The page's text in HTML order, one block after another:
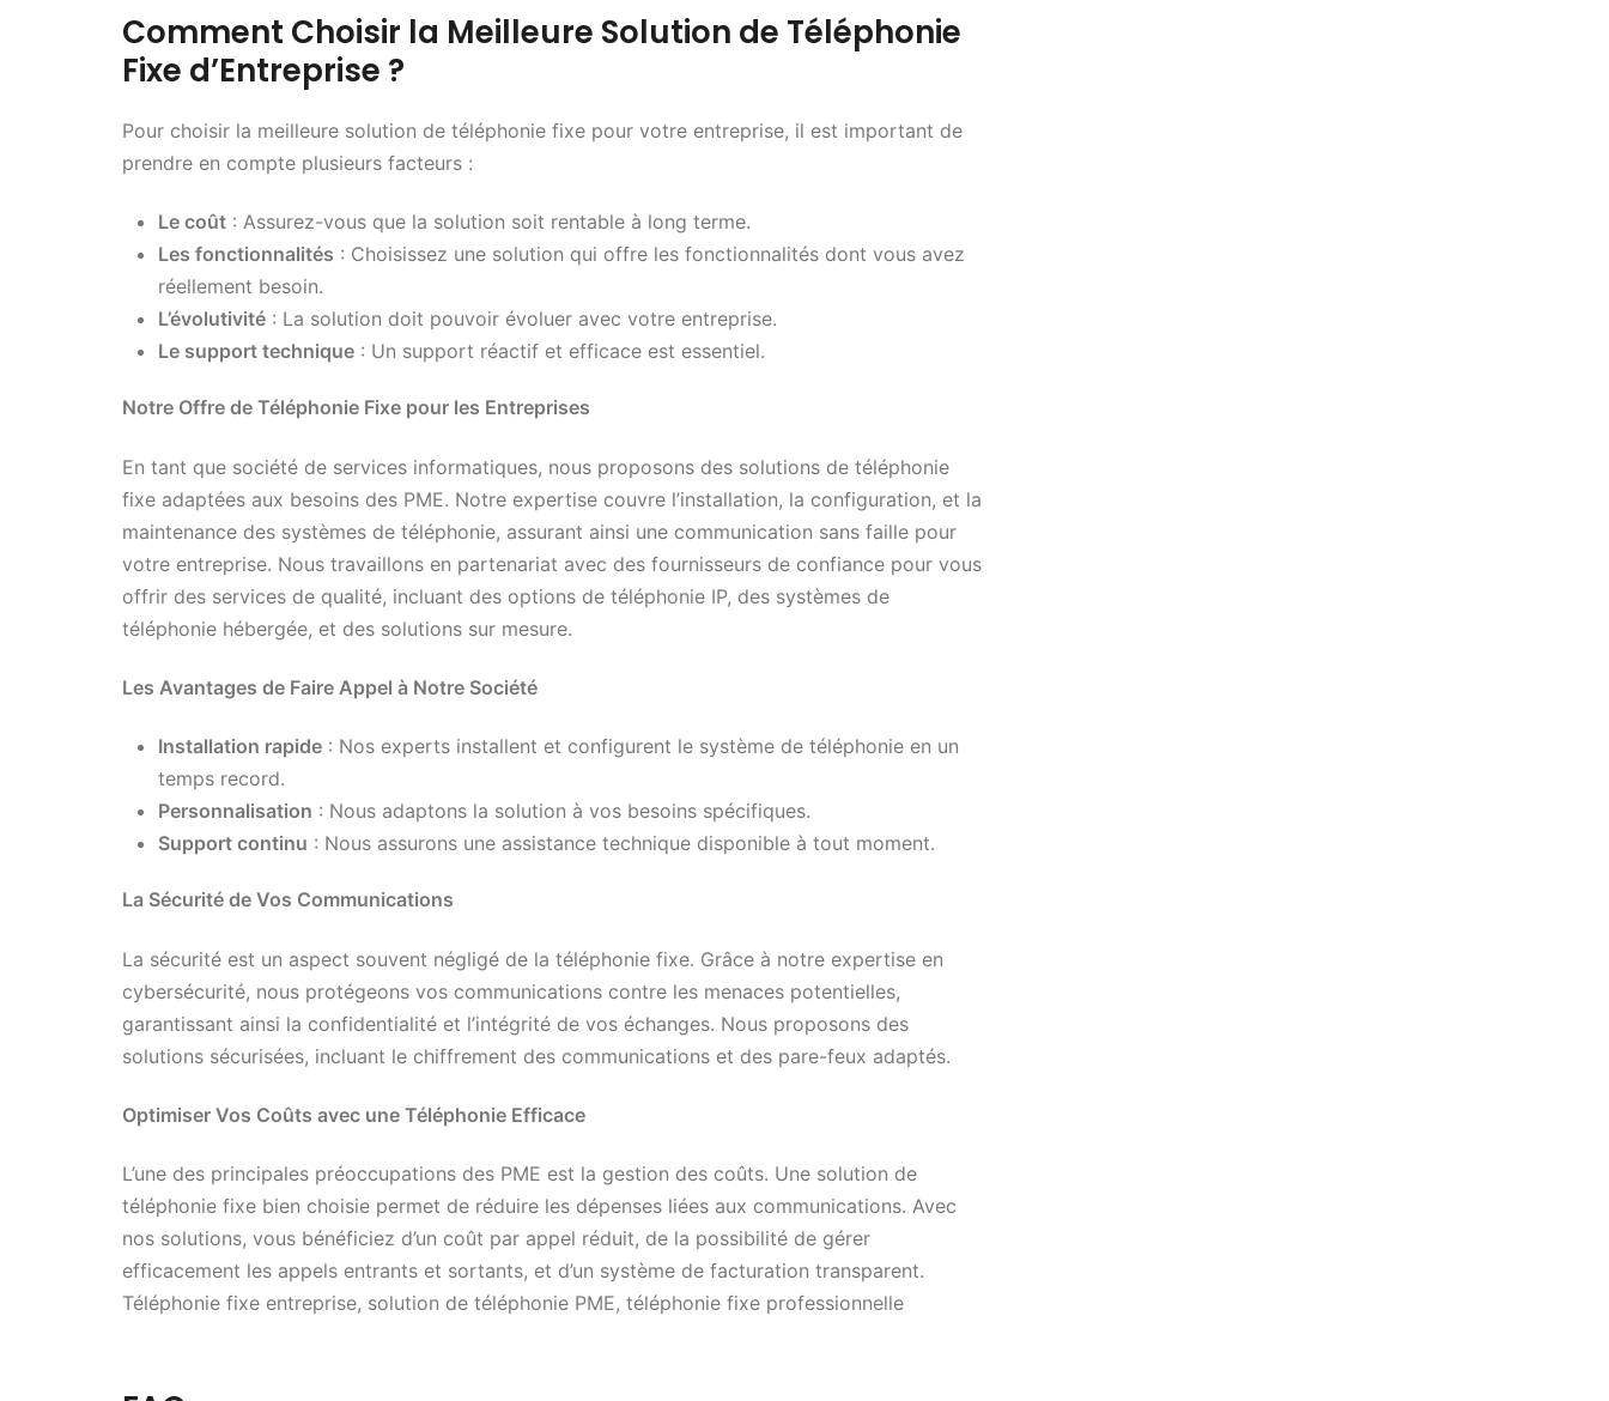
Comment Choisir la Meilleure Solution de Téléphonie
Fixe d’Entreprise ?
Pour choisir la meilleure solution de téléphonie fixe pour votre entreprise, il est important de
prendre en compte plusieurs facteurs :
Le coût : Assurez-vous que la solution soit rentable à long terme.
Les fonctionnalités : Choisissez une solution qui offre les fonctionnalités dont vous avez
réellement besoin.
L’évolutivité : La solution doit pouvoir évoluer avec votre entreprise.
Le support technique : Un support réactif et efficace est essentiel.
Notre Offre de Téléphonie Fixe pour les Entreprises
En tant que société de services informatiques, nous proposons des solutions de téléphonie
fixe adaptées aux besoins des PME. Notre expertise couvre l’installation, la configuration, et la
maintenance des systèmes de téléphonie, assurant ainsi une communication sans faille pour
votre entreprise. Nous travaillons en partenariat avec des fournisseurs de confiance pour vous
offrir des services de qualité, incluant des options de téléphonie IP, des systèmes de
téléphonie hébergée, et des solutions sur mesure.
Les Avantages de Faire Appel à Notre Société
Installation rapide : Nos experts installent et configurent le système de téléphonie en un
temps record.
Personnalisation : Nous adaptons la solution à vos besoins spécifiques.
Support continu : Nous assurons une assistance technique disponible à tout moment.
La Sécurité de Vos Communications
La sécurité est un aspect souvent négligé de la téléphonie fixe. Grâce à notre expertise en
cybersécurité, nous protégeons vos communications contre les menaces potentielles,
garantissant ainsi la confidentialité et l’intégrité de vos échanges. Nous proposons des
solutions sécurisées, incluant le chiffrement des communications et des pare-feux adaptés.
Optimiser Vos Coûts avec une Téléphonie Efficace
L’une des principales préoccupations des PME est la gestion des coûts. Une solution de
téléphonie fixe bien choisie permet de réduire les dépenses liées aux communications. Avec
nos solutions, vous bénéficiez d’un coût par appel réduit, de la possibilité de gérer
efficacement les appels entrants et sortants, et d’un système de facturation transparent.
Téléphonie fixe entreprise, solution de téléphonie PME, téléphonie fixe professionnelle